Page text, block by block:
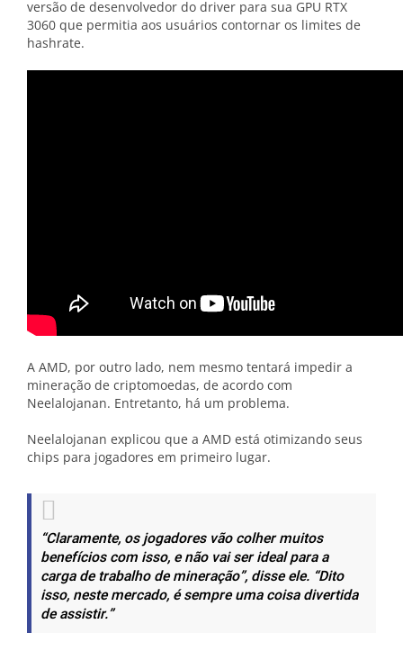
versão de desenvolvedor do driver para sua GPU RTX
3060 que permitia aos usuários contornar os limites de
hashrate.
A AMD, por outro lado, nem mesmo tentará impedir a
mineração de criptomoedas, de acordo com
Neelalojanan. Entretanto, há um problema.
Neelalojanan explicou que a AMD está otimizando seus
chips para jogadores em primeiro lugar.
“Claramente, os jogadores vão colher muitos
benefícios com isso, e não vai ser ideal para a
carga de trabalho de mineração”, disse ele. “Dito
isso, neste mercado, é sempre uma coisa divertida
de assistir.”